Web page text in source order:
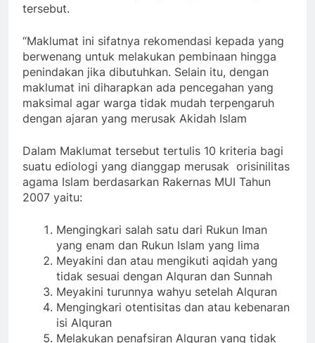
tersebut.
“Maklumat ini sifatnya rekomendasi kepada yang
berwenang untuk melakukan pembinaan hingga
penindakan jika dibutuhkan. Selain itu, dengan
maklumat ini diharapkan ada pencegahan yang
maksimal agar warga tidak mudah terpengaruh
dengan ajaran yang merusak Akidah Islam
Dalam Maklumat tersebut tertulis 10 kriteria bagi
suatu ediologi yang dianggap merusak orisinilitas
agama Islam berdasarkan Rakernas MUI Tahun
2007 yaitu:
Mengingkari salah satu dari Rukun Iman
yang enam dan Rukun Islam yang lima
Meyakini dan atau mengikuti aqidah yang
tidak sesuai dengan Alquran dan Sunnah
Meyakini turunnya wahyu setelah Alquran
Mengingkari otentisitas dan atau kebenaran
isi Alquran
Melakukan penafsiran Alquran yang tidak